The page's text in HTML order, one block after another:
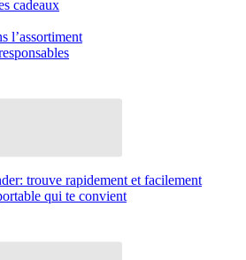
cadeaux
l’assortiment
trouve rapidement et facilement
qui te convient